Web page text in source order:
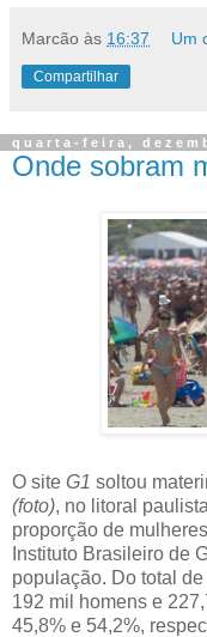
Marcão às 16:37 Um
Compartilhar
quarta-feira,
Onde sobram
O site G1 soltou
(foto), no litoral
proporção de
Instituto Brasileiro de
população. Do total
192 mil homens e
45,8% e 54,2%,